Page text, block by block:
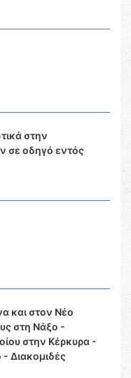
στην
σε οδηγό εντός
και στον Νέο
στη Νάξο -
στην Κέρκυρα -
Διακομιδές